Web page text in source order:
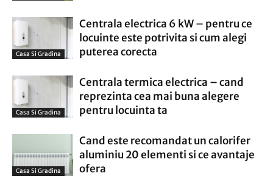
Casa Si Gradina
Centrala electrica 6 kW – pentru ce
locuinte este potrivita si cum alegi
puterea corecta
Casa Si Gradina
Centrala termica electrica – cand
reprezinta cea mai buna alegere
pentru locuinta ta
Casa Si Gradina
Cand este recomandat un calorifer
aluminiu 20 elementi si ce avantaje
ofera